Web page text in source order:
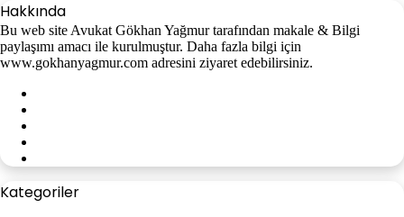
Hakkında
Bu web site Avukat Gökhan Yağmur tarafından makale & Bilgi
paylaşımı amacı ile kurulmuştur. Daha fazla bilgi için
www.gokhanyagmur.com adresini ziyaret edebilirsiniz.
Kategoriler